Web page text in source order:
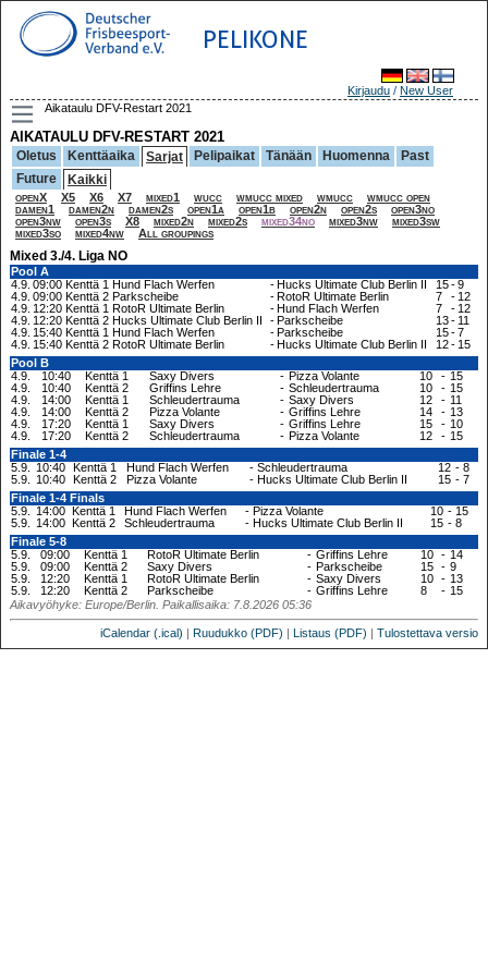
PELIKONE
Kirjaudu / New User
Aikataulu DFV-Restart 2021
AIKATAULU DFV-RESTART 2021
Oletus Kenttäaika Sarjat Pelipaikat Tänään Huomenna
Past
Future
Kaikki
openX X5 X6 X7 mixed1 wucc wmucc mixed wmucc
wmucc open
damen1
damen2n damen2s open1a open1b open2n open2s
open3no
open3nw
open3s X8 mixed2n mixed2s mixed34no mixed3nw
mixed3sw
mixed3so
mixed4nw All groupings
Mixed 3./4. Liga NO
Pool A
4.9. 09:00 Kenttä 1 Hund Flach Werfen -Hucks Ultimate Club Berlin II 15-9
4.9. 09:00 Kenttä 2 Parkscheibe -RotoR Ultimate Berlin 7 - 12
4.9. 12:20 Kenttä 1 RotoR Ultimate Berlin -Hund Flach Werfen 7 - 12
4.9. 12:20 Kenttä 2 Hucks Ultimate Club Berlin II -Parkscheibe 13- 11
4.9. 15:40 Kenttä 1 Hund Flach Werfen -Parkscheibe 15-7
4.9. 15:40 Kenttä 2 RotoR Ultimate Berlin -Hucks Ultimate Club Berlin II 12- 15
Pool B
4.9.
10:40 Kenttä 1 Saxy Divers - Pizza Volante 10 - 15
4.9.
10:40 Kenttä 2 Griffins Lehre - Schleudertrauma 10 - 15
4.9.
14:00 Kenttä 1 Schleudertrauma - Saxy Divers 12 - 11
4.9.
14:00 Kenttä 2 Pizza Volante - Griffins Lehre 14 - 13
4.9.
17:20 Kenttä 1 Saxy Divers - Griffins Lehre 15 - 10
4.9.
17:20 Kenttä 2 Schleudertrauma - Pizza Volante 12 - 15
Finale 1-4
5.9.
10:40 Kenttä 1 Hund Flach Werfen - Schleudertrauma 12 - 8
5.9.
10:40 Kenttä 2 Pizza Volante - Hucks Ultimate Club Berlin II 15 - 7
Finale 1-4 Finals
5.9.
14:00 Kenttä 1 Hund Flach Werfen - Pizza Volante 10 - 15
5.9.
14:00 Kenttä 2 Schleudertrauma - Hucks Ultimate Club Berlin II 15 - 8
Finale 5-8
5.9.
09:00 Kenttä 1 RotoR Ultimate Berlin - Griffins Lehre 10 - 14
5.9.
09:00 Kenttä 2 Saxy Divers - Parkscheibe 15 - 9
5.9.
12:20 Kenttä 1 RotoR Ultimate Berlin - Saxy Divers 10 - 13
5.9.
12:20 Kenttä 2 Parkscheibe - Griffins Lehre 8 - 15
Aikavyöhyke: Europe/Berlin. Paikallisaika: 7.8.2026 05:36
iCalendar (.ical) | Ruudukko (PDF) | Listaus (PDF) | Tulostettava versio